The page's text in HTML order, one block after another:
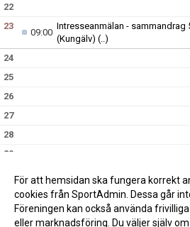
22
23
09:00
Intresseanmälan - sammandrag
(Kungälv) (..)
24
25
26
27
28
29
För att hemsidan ska fungera korrekt
cookies från SportAdmin. Dessa går
Föreningen kan också använda
eller marknadsföring. Du väljer själv